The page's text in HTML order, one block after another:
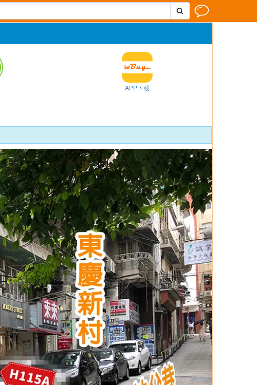
 
APP下載